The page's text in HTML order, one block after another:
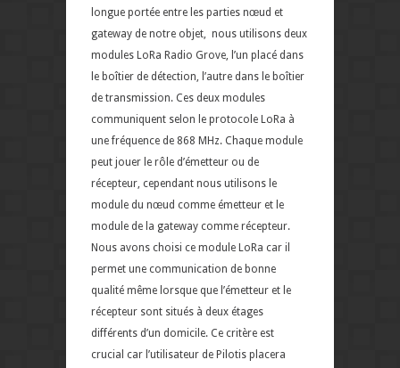
longue portée entre les parties nœud et
gateway de notre objet, nous utilisons deux
modules LoRa Radio Grove, l’un placé dans
le boîtier de détection, l’autre dans le boîtier
de transmission. Ces deux modules
communiquent selon le protocole LoRa à
une fréquence de 868 MHz. Chaque module
peut jouer le rôle d’émetteur ou de
récepteur, cependant nous utilisons le
module du nœud comme émetteur et le
module de la gateway comme récepteur.
Nous avons choisi ce module LoRa car il
permet une communication de bonne
qualité même lorsque que l’émetteur et le
récepteur sont situés à deux étages
différents d’un domicile. Ce critère est
crucial car l’utilisateur de Pilotis placera